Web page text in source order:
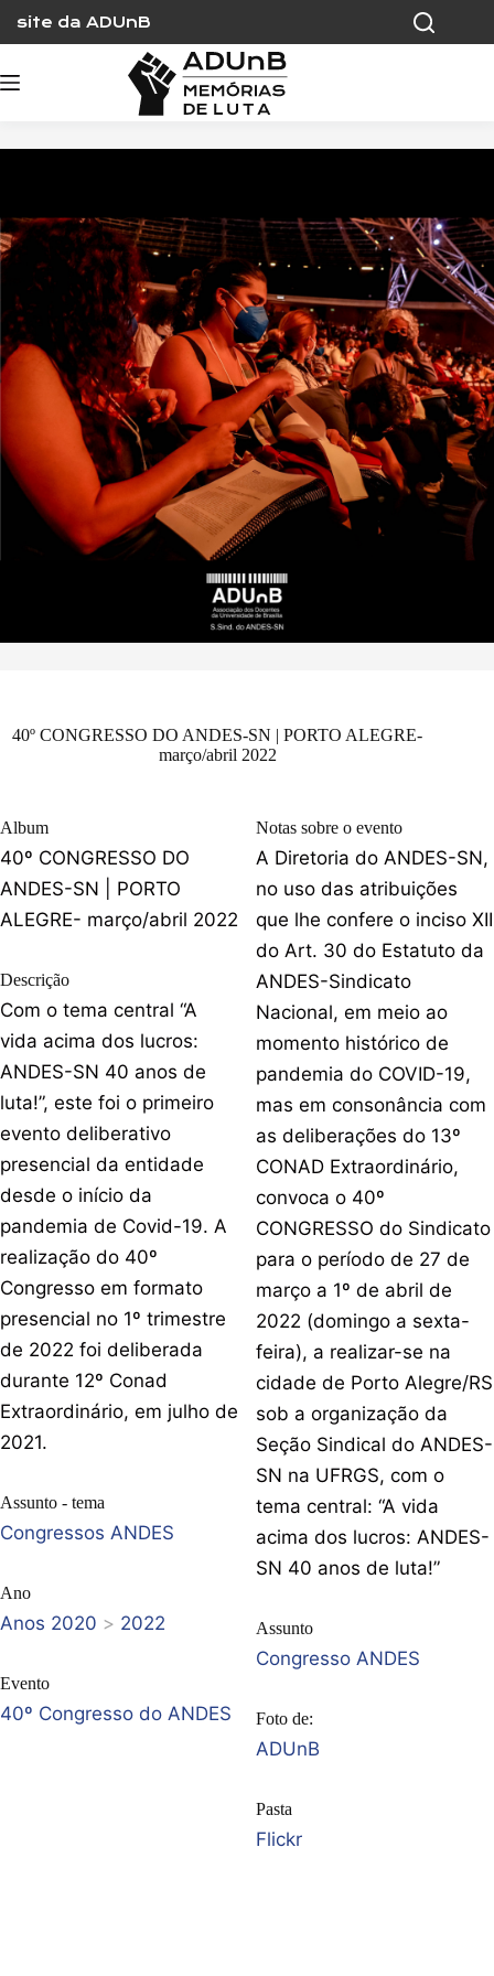
content
site da ADUnB
40º CONGRESSO DO ANDES-SN | PORTO ALEGRE-
março/abril 2022
Album
40º CONGRESSO DO
ANDES-SN | PORTO
ALEGRE- março/abril 2022
Descrição
Com o tema central “A
vida acima dos lucros:
ANDES-SN 40 anos de
luta!”, este foi o primeiro
evento deliberativo
presencial da entidade
desde o início da
pandemia de Covid-19. A
realização do 40º
Congresso em formato
presencial no 1º trimestre
de 2022 foi deliberada
durante 12º Conad
Extraordinário, em julho de
2021.
Assunto - tema
Congressos ANDES
Ano
Anos 2020 > 2022
Evento
40º Congresso do ANDES
Notas sobre o evento
A Diretoria do ANDES-SN,
no uso das atribuições
que lhe confere o inciso XII
do Art. 30 do Estatuto da
ANDES-Sindicato
Nacional, em meio ao
momento histórico de
pandemia do COVID-19,
mas em consonância com
as deliberações do 13º
CONAD Extraordinário,
convoca o 40º
CONGRESSO do Sindicato
para o período de 27 de
março a 1º de abril de
2022 (domingo a sexta-
feira), a realizar-se na
cidade de Porto Alegre/RS
sob a organização da
Seção Sindical do ANDES-
SN na UFRGS, com o
tema central: “A vida
acima dos lucros: ANDES-
SN 40 anos de luta!”
Assunto
Congresso ANDES
Foto de:
ADUnB
Pasta
Flickr